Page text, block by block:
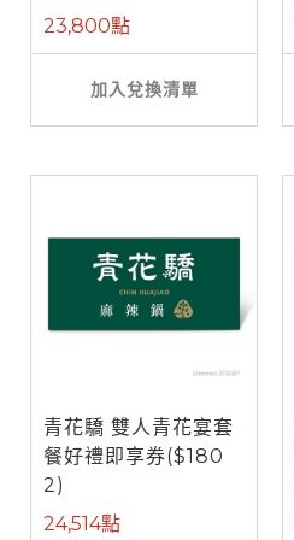
23,800點
加入兌換清單
青花驕 雙人青花宴套
餐好禮即享券($180
2)
24,514點